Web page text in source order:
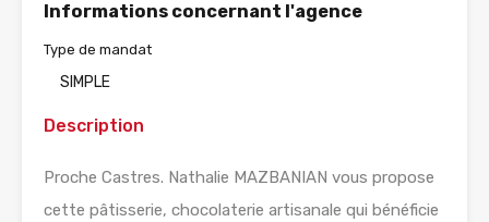
Informations concernant l'agence
Type de mandat
SIMPLE
Description
Proche Castres. Nathalie MAZBANIAN vous propose
cette pâtisserie, chocolaterie artisanale qui bénéficie